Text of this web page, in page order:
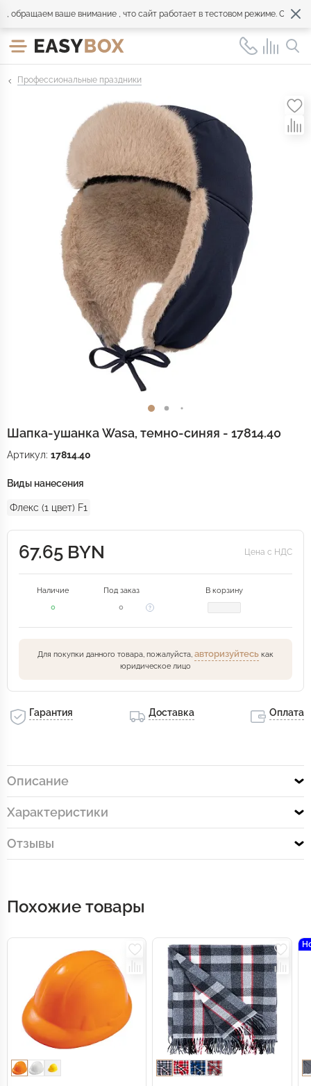
ваше внимание , что сайт работает в тестовом режиме.
Профессиональные праздники
Шапка-ушанка Wasa, темно-синяя - 17814.40
Артикул: 17814.40
Виды нанесения
Флекс (1 цвет) F1
67.65 BYN Цена с НДС
Наличие Под заказ
В корзину
0
0
Для покупки данного товара, пожалуйста, авторизуйтесь как
юридическое лицо
Гарантия Доставка Оплата
Описание
Характеристики
Отзывы
Похожие товары